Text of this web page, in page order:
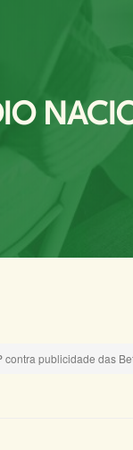
contra publicidade das